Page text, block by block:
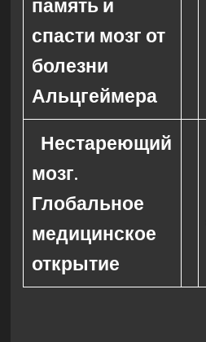
память и
спасти мозг от
болезни
Альцгеймера
Нестареющий
мозг.
Глобальное
медицинское
открытие